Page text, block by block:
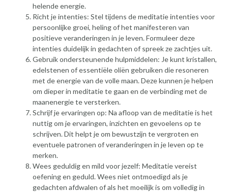
helende energie.
Richt je intenties: Stel tijdens de meditatie intenties voor
persoonlijke groei, heling of het manifesteren van
positieve veranderingen in je leven. Formuleer deze
intenties duidelijk in gedachten of spreek ze zachtjes uit.
Gebruik ondersteunende hulpmiddelen: Je kunt kristallen,
edelstenen of essentiële oliën gebruiken die resoneren
met de energie van de volle maan. Deze kunnen je helpen
om dieper in meditatie te gaan en de verbinding met de
maanenergie te versterken.
Schrijf je ervaringen op: Na afloop van de meditatie is het
nuttig om je ervaringen, inzichten en gevoelens op te
schrijven. Dit helpt je om bewustzijn te vergroten en
eventuele patronen of veranderingen in je leven op te
merken.
Wees geduldig en mild voor jezelf: Meditatie vereist
oefening en geduld. Wees niet ontmoedigd als je
gedachten afdwalen of als het moeilijk is om volledig in